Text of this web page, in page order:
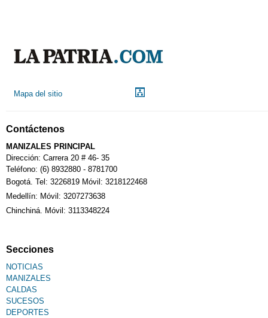
Mapa del sitio
Contáctenos
MANIZALES PRINCIPAL
Dirección: Carrera 20 # 46- 35
Teléfono: (6) 8932880 - 8781700
Bogotá. Tel: 3226819 Móvil: 3218122468
Medellín: Móvil: 3207273638
Chinchiná. Móvil: 3113348224
Secciones
NOTICIAS
MANIZALES
CALDAS
SUCESOS
DEPORTES